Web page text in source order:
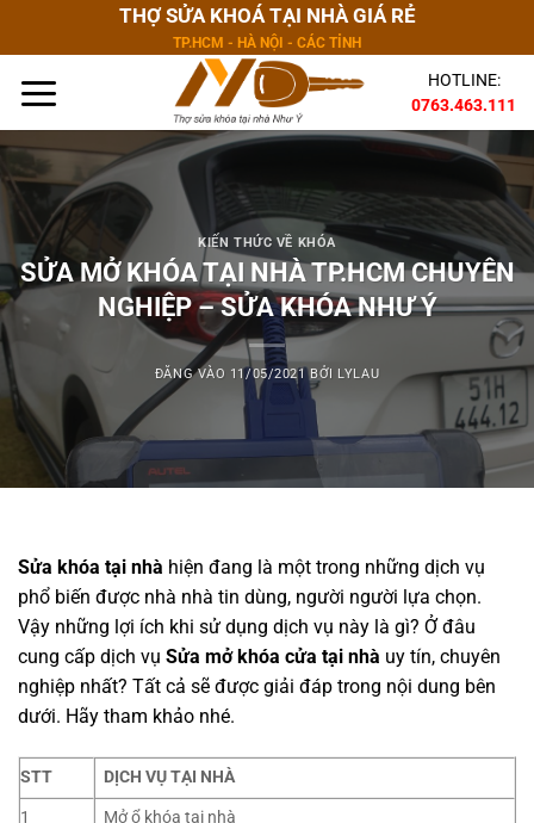
dung
THỢ SỬA KHOÁ TẠI NHÀ GIÁ RẺ
TP.HCM - HÀ NỘI - CÁC TỈNH
HOTLINE:
0763.463.111
KIẾN THỨC VỀ KHÓA
SỬA MỞ KHÓA TẠI NHÀ TP.HCM CHUYÊN
NGHIỆP – SỬA KHÓA NHƯ Ý
ĐĂNG VÀO 11/05/2021 BỞI LYLAU
Sửa khóa tại nhà hiện đang là một trong những dịch vụ
phổ biến được nhà nhà tin dùng, người người lựa chọn.
Vậy những lợi ích khi sử dụng dịch vụ này là gì? Ở đâu
cung cấp dịch vụ Sửa mở khóa cửa tại nhà uy tín, chuyên
nghiệp nhất? Tất cả sẽ được giải đáp trong nội dung bên
dưới. Hãy tham khảo nhé.
STT
DỊCH VỤ TẠI NHÀ
1
Mở ổ khóa tại nhà